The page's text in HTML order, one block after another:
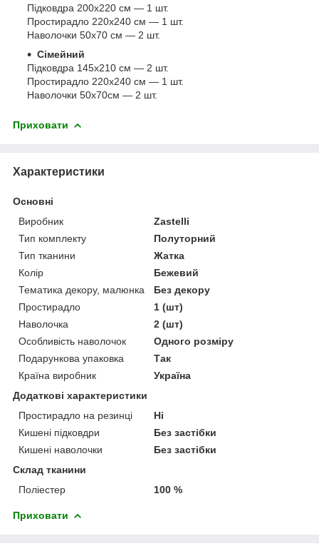
Підковдра 200х220 см — 1 шт.
Простирадло 220х240 см — 1 шт.
Наволочки 50х70 см — 2 шт.
Сімейний
Підковдра 145х210 см — 2 шт.
Простирадло 220х240 см — 1 шт.
Наволочки 50х70см — 2 шт.
Приховати
Характеристики
Основні
Виробник
Zastelli
Тип комплекту
Полуторний
Тип тканини
Жатка
Колір
Бежевий
Тематика декору, малюнка
Без декору
Простирадло
1 (шт)
Наволочка
2 (шт)
Особливість наволочок
Одного розміру
Подарункова упаковка
Так
Країна виробник
Україна
Додаткові характеристики
Простирадло на резинці
Ні
Кишені підковдри
Без застібки
Кишені наволочки
Без застібки
Склад тканини
Поліестер
100 %
Приховати